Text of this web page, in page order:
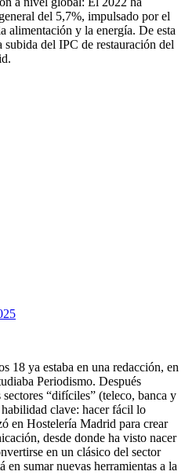
del 5,7%, impulsado por el
alimentación y la energía. De esta
del IPC de restauración del
18 ya estaba en una redacción, en
Periodismo. Después
“difíciles” (teleco, banca y
clave: hacer fácil lo
en Hostelería Madrid para crear
desde donde ha visto nacer
en un clásico del sector
en sumar nuevas herramientas a la